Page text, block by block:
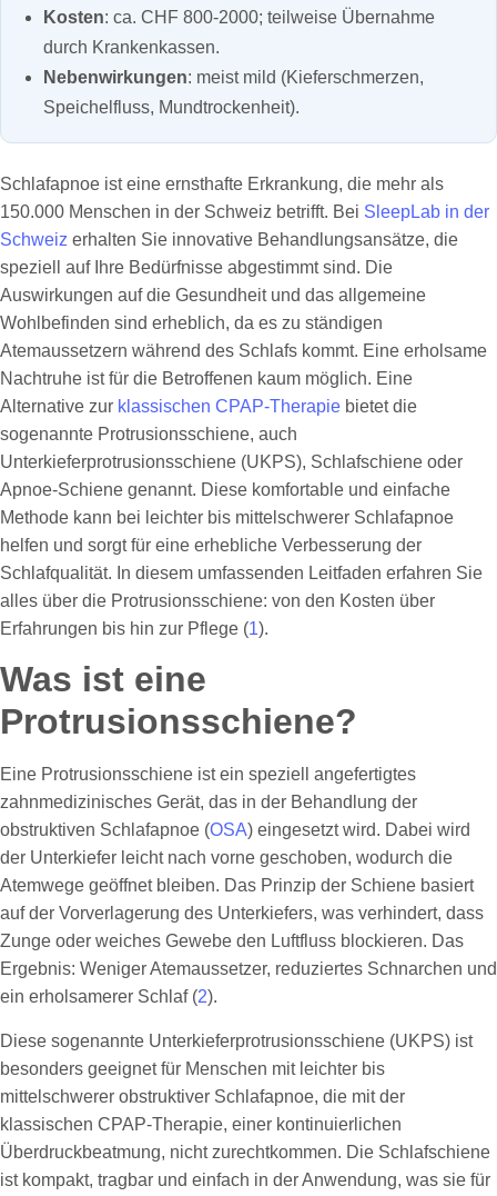
Kosten: ca. CHF 800-2000; teilweise Übernahme
durch Krankenkassen.
Nebenwirkungen: meist mild (Kieferschmerzen,
Speichelfluss, Mundtrockenheit).
Schlafapnoe ist eine ernsthafte Erkrankung, die mehr als
150.000 Menschen in der Schweiz betrifft. Bei SleepLab in der
Schweiz erhalten Sie innovative Behandlungsansätze, die
speziell auf Ihre Bedürfnisse abgestimmt sind. Die
Auswirkungen auf die Gesundheit und das allgemeine
Wohlbefinden sind erheblich, da es zu ständigen
Atemaussetzern während des Schlafs kommt. Eine erholsame
Nachtruhe ist für die Betroffenen kaum möglich. Eine
Alternative zur klassischen CPAP-Therapie bietet die
sogenannte Protrusionsschiene, auch
Unterkieferprotrusionsschiene (UKPS), Schlafschiene oder
Apnoe-Schiene genannt. Diese komfortable und einfache
Methode kann bei leichter bis mittelschwerer Schlafapnoe
helfen und sorgt für eine erhebliche Verbesserung der
Schlafqualität. In diesem umfassenden Leitfaden erfahren Sie
alles über die Protrusionsschiene: von den Kosten über
Erfahrungen bis hin zur Pflege (1).
Was ist eine
Protrusionsschiene?
Eine Protrusionsschiene ist ein speziell angefertigtes
zahnmedizinisches Gerät, das in der Behandlung der
obstruktiven Schlafapnoe (OSA) eingesetzt wird. Dabei wird
der Unterkiefer leicht nach vorne geschoben, wodurch die
Atemwege geöffnet bleiben. Das Prinzip der Schiene basiert
auf der Vorverlagerung des Unterkiefers, was verhindert, dass
Zunge oder weiches Gewebe den Luftfluss blockieren. Das
Ergebnis: Weniger Atemaussetzer, reduziertes Schnarchen und
ein erholsamerer Schlaf (2).
Diese sogenannte Unterkieferprotrusionsschiene (UKPS) ist
besonders geeignet für Menschen mit leichter bis
mittelschwerer obstruktiver Schlafapnoe, die mit der
klassischen CPAP-Therapie, einer kontinuierlichen
Überdruckbeatmung, nicht zurechtkommen. Die Schlafschiene
ist kompakt, tragbar und einfach in der Anwendung, was sie für